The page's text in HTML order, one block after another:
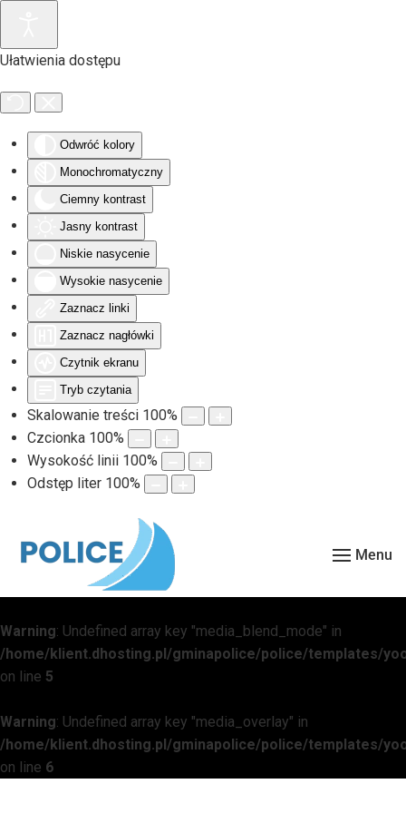
Ułatwienia dostępu
Odwróć kolory
Monochromatyczny
Ciemny kontrast
Jasny kontrast
Niskie nasycenie
Wysokie nasycenie
Zaznacz linki
Zaznacz nagłówki
Czytnik ekranu
Tryb czytania
Skalowanie treści 100%
Czcionka 100%
Wysokość linii 100%
Odstęp liter 100%
Przejdź do głównej treści
Menu
Warning: Undefined array key "media_blend_mode" in
/home/klient.dhosting.pl/gminapolice/police/templates/
on line 5
Warning: Undefined array key "media_overlay" in
/home/klient.dhosting.pl/gminapolice/police/templates/
on line 6